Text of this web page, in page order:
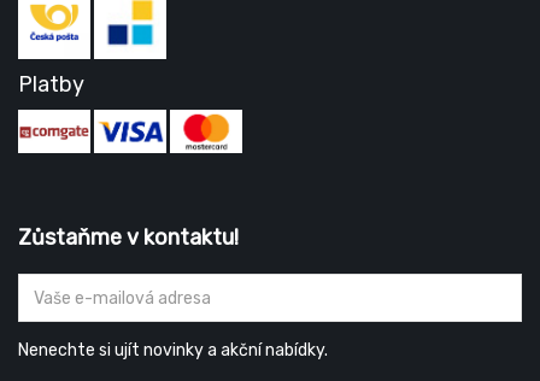
Platby
Zůstaňme v kontaktu!
Nenechte si ujít novinky a akční nabídky.